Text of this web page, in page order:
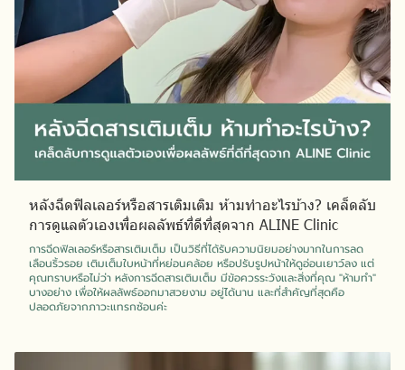
หลังฉีดฟิลเลอร์หรือสารเติมเติม ห้ามทำอะไรบ้าง? เคล็ดลับ
การดูแลตัวเองเพื่อผลลัพธ์ที่ดีที่สุดจาก ALINE Clinic
การฉีดฟิลเลอร์หรือสารเติมเต็ม เป็นวิธีที่ได้รับความนิยมอย่างมากในการลด
เลือนริ้วรอย เติมเต็มใบหน้าที่หย่อนคล้อย หรือปรับรูปหน้าให้ดูอ่อนเยาว์ลง แต่
คุณทราบหรือไม่ว่า หลังการฉีดสารเติมเต็ม มีข้อควรระวังและสิ่งที่คุณ "ห้ามทำ"
บางอย่าง เพื่อให้ผลลัพธ์ออกมาสวยงาม อยู่ได้นาน และที่สำคัญที่สุดคือ
ปลอดภัยจากภาวะแทรกซ้อนค่ะ